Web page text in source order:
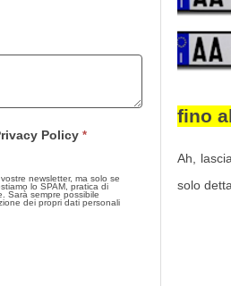
Policy *
newsletter, ma solo se
lo SPAM, pratica di
possibile
dei propri dati personali
fino
Ah,
solo